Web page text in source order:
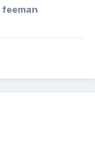
feeman